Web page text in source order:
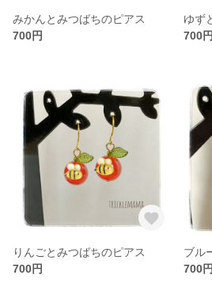
みかんとみつばちのピアス
700円
ゆず
700円
りんごとみつばちのピアス
700円
700円